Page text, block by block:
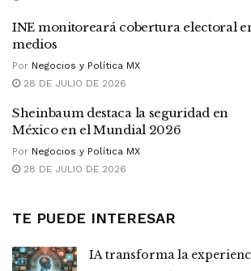
INE monitoreará cobertura electoral
medios
Por Negocios y Política MX
28 DE JULIO DE 2026
Sheinbaum destaca la seguridad en
México en el Mundial 2026
Por Negocios y Política MX
28 DE JULIO DE 2026
TE PUEDE INTERESAR
IA transforma la